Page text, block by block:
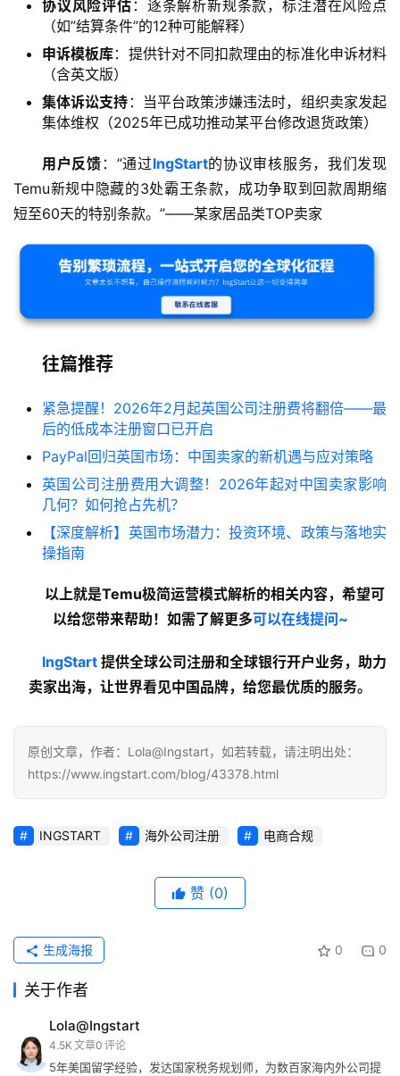
协议风险评估 ：逐条解析新规条款，标注潜在风险点
（如”结算条件”的12种可能解释）
申诉模板库：提供针对不同扣款理由的标准化申诉材料
（含英文版）
集体诉讼支持 ：当平台政策涉嫌违法时，组织卖家发起
集体维权（2025年已成功推动某平台修改退货政策）
用户反馈 ：”通过lngStart的协议审核服务，我们发现
Temu新规中隐藏的3处霸王条款，成功争取到回款周期缩
短至60天的特别条款。”——某家居品类TOP卖家
往篇推荐
紧急提醒！2026年2月起英国公司注册费将翻倍——最
后的低成本注册窗口已开启
PayPal回归英国市场：中国卖家的新机遇与应对策略
英国公司注册费用大调整！2026年起对中国卖家影响
几何？如何抢占先机？
【深度解析】英国市场潜力：投资环境、政策与落地实
操指南
以上就是Temu极简运营模式解析的相关内容，希望可
以给您带来帮助！如需了解更多可以在线提问~
lngStart 提供全球公司注册和全球银行开户业务，助力
卖家出海，让世界看见中国品牌，给您最优质的服务。
原创文章，作者：Lola@Ingstart，如若转载，请注明出处：
https://www.ingstart.com/blog/43378.html
INGSTART 海外公司注册 电商合规
赞 (0)
0 0
生成海报
关于作者
Lola@Ingstart
4.5K 文章0 评论
5年美国留学经验，发达国家税务规划师，为数百家海内外公司提